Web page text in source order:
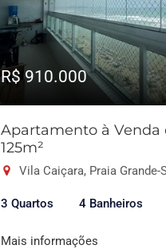
R$ 910.000
Apartamento à Venda
125m²
Vila Caiçara, Praia Grande-
3 Quartos 4 Banheiros
Mais informações